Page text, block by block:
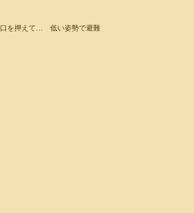
口を押えて…　低い姿勢で避難